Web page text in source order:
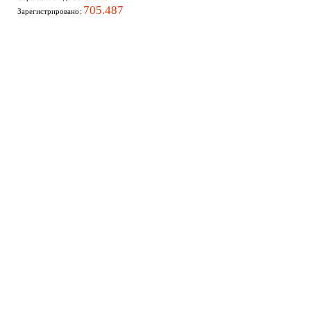
Зарегистрировано: 705.487